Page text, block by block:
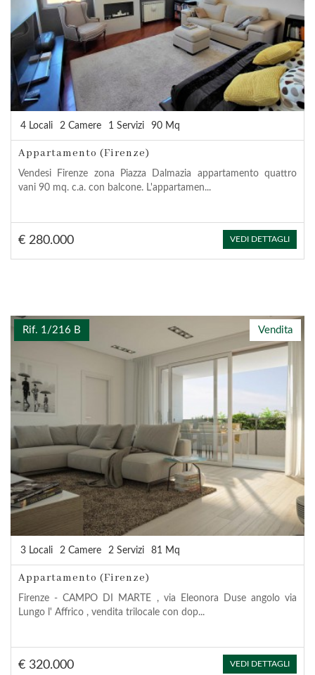
4 Locali 2 Camere 1 Servizi 90 Mq
Appartamento (Firenze)
Vendesi Firenze zona Piazza Dalmazia appartamento quattro
vani 90 mq. c.a. con balcone. L'appartamen...
€ 280.000 VEDI DETTAGLI
Vendita
Rif. 1/216 B
3 Locali 2 Camere 2 Servizi 81 Mq
Appartamento (Firenze)
Firenze - CAMPO DI MARTE , via Eleonora Duse angolo via
Lungo l' Affrico , vendita trilocale con dop...
€ 320.000 VEDI DETTAGLI